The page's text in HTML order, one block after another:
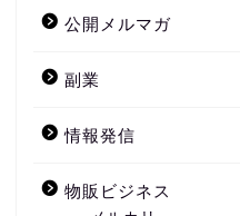
公開メルマガ
副業
情報発信
物販ビジネス